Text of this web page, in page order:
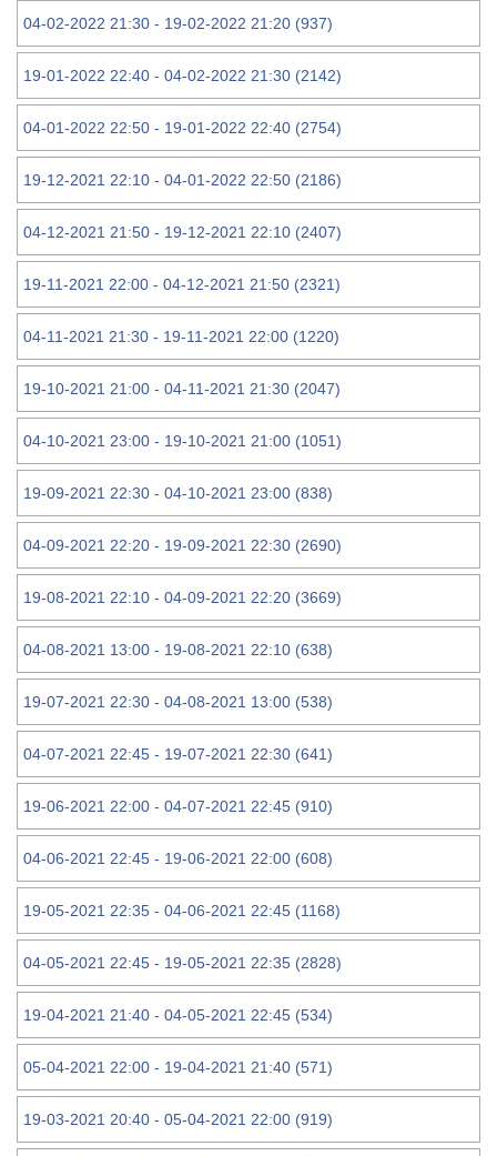
04-02-2022 21:30 - 19-02-2022 21:20 (937)
19-01-2022 22:40 - 04-02-2022 21:30 (2142)
04-01-2022 22:50 - 19-01-2022 22:40 (2754)
19-12-2021 22:10 - 04-01-2022 22:50 (2186)
04-12-2021 21:50 - 19-12-2021 22:10 (2407)
19-11-2021 22:00 - 04-12-2021 21:50 (2321)
04-11-2021 21:30 - 19-11-2021 22:00 (1220)
19-10-2021 21:00 - 04-11-2021 21:30 (2047)
04-10-2021 23:00 - 19-10-2021 21:00 (1051)
19-09-2021 22:30 - 04-10-2021 23:00 (838)
04-09-2021 22:20 - 19-09-2021 22:30 (2690)
19-08-2021 22:10 - 04-09-2021 22:20 (3669)
04-08-2021 13:00 - 19-08-2021 22:10 (638)
19-07-2021 22:30 - 04-08-2021 13:00 (538)
04-07-2021 22:45 - 19-07-2021 22:30 (641)
19-06-2021 22:00 - 04-07-2021 22:45 (910)
04-06-2021 22:45 - 19-06-2021 22:00 (608)
19-05-2021 22:35 - 04-06-2021 22:45 (1168)
04-05-2021 22:45 - 19-05-2021 22:35 (2828)
19-04-2021 21:40 - 04-05-2021 22:45 (534)
05-04-2021 22:00 - 19-04-2021 21:40 (571)
19-03-2021 20:40 - 05-04-2021 22:00 (919)